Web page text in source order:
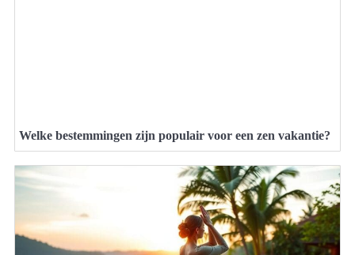
Welke bestemmingen zijn populair voor een zen vakantie?